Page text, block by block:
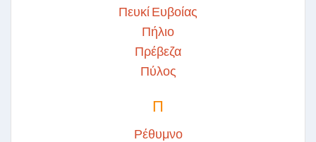
Πευκί Ευβοίας
Πήλιο
Πρέβεζα
Πύλος
Π
Ρέθυμνο